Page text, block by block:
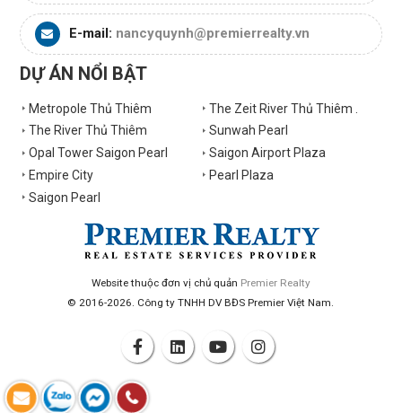
E-mail: nancyquynh@premierrealty.vn
DỰ ÁN NỔI BẬT
Metropole Thủ Thiêm
The Zeit River Thủ Thiêm .
The River Thủ Thiêm
Sunwah Pearl
Opal Tower Saigon Pearl
Saigon Airport Plaza
Empire City
Pearl Plaza
Saigon Pearl
Website thuộc đơn vị chủ quản Premier Realty
© 2016-2026. Công ty TNHH DV BĐS Premier Việt Nam.